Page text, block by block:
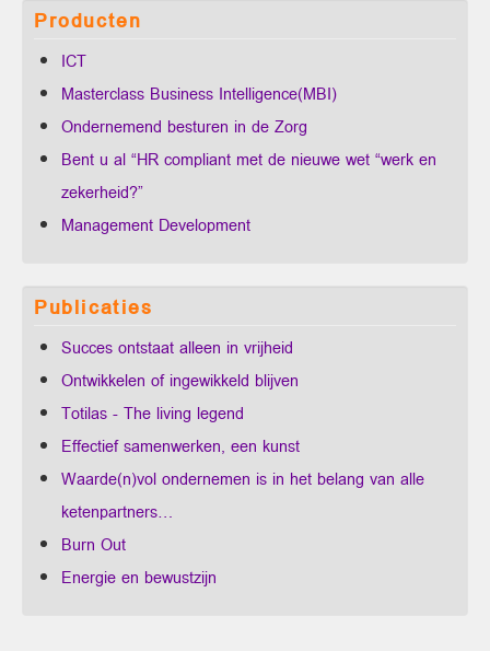
Producten
ICT
Masterclass Business Intelligence(MBI)
Ondernemend besturen in de Zorg
Bent u al “HR compliant met de nieuwe wet “werk en
zekerheid?”
Management Development
Publicaties
Succes ontstaat alleen in vrijheid
Ontwikkelen of ingewikkeld blijven
Totilas - The living legend
Effectief samenwerken, een kunst
Waarde(n)vol ondernemen is in het belang van alle
ketenpartners…
Burn Out
Energie en bewustzijn